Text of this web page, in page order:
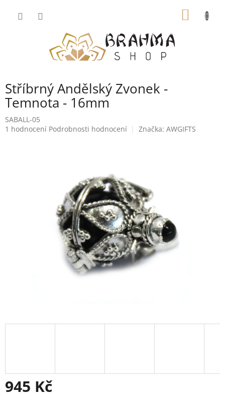
Stříbrný Andělský Zvonek -
Temnota - 16mm
SABALL-05
Průměrné
1 hodnocení Podrobnosti hodnocení Značka: AWGIFTS
945 Kč